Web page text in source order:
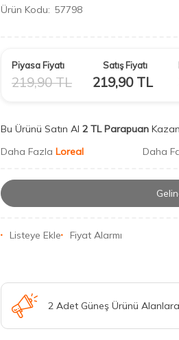
Ürün Kodu: 57798
Piyasa Fiyatı
219,90TL
Satış Fiyatı
219,90TL
Bu Ürünü Satın Al 2 TL Parapuan Kazan
Daha Fazla Loreal Daha
Listeye Ekle Fiyat Alarmı
2 Adet Güneş Ürünü Alanlara